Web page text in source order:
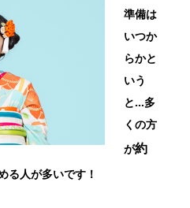
準備は
いつか
らかと
いう
と…多
くの方
が約
る人が多いです！